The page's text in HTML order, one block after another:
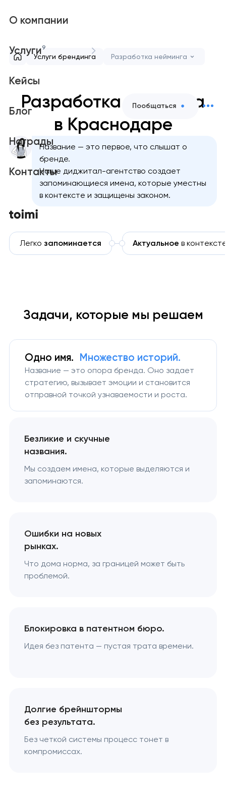
О компании
Услуги9
Кейсы
Блог
Награды
Контакты
Пообщаться
Услуги брендинга Разработка нейминга
Разработка нейминга
в Краснодаре
Название — это первое, что слышат о
бренде.
Наше диджитал-агентство создает
запоминающиеся имена, которые уместны
в контексте и защищены законом.
Легко запоминается Актуальное в
Задачи, которые мы решаем
Одно имя. Множество историй.
Название — это опора бренда. Оно задает
стратегию, вызывает эмоции и становится
отправной точкой узнаваемости и роста.
Безликие и скучные
названия.
Мы создаем имена, которые выделяются и
запоминаются.
Ошибки на новых
рынках.
Что дома норма, за границей может быть
проблемой.
Блокировка в патентном бюро.
Идея без патента — пустая трата времени.
Долгие брейнштормы
без результата.
Без четкой системы процесс тонет в
компромиссах.